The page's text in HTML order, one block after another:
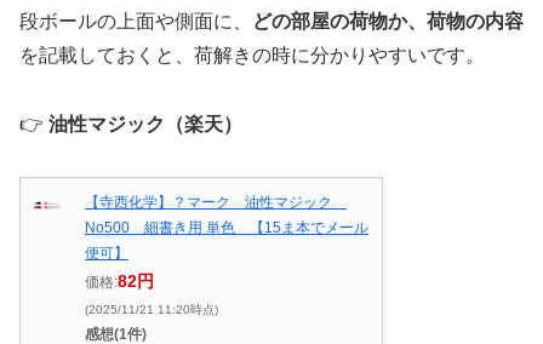
段ボールの上面や側面に、
どの部屋の荷物か、荷物の内容
を記載しておくと、荷解きの時に分かりやすいです。
👉 油性マジック（楽天）
【寺西化学】？マーク 油性マジック
No500 細書き用 単色 【15ま本でメール
便可】
価格:82円
(2025/11/21 11:20時点)
感想(1件)